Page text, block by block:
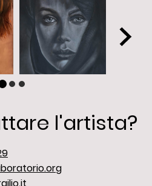
l'artista?
g